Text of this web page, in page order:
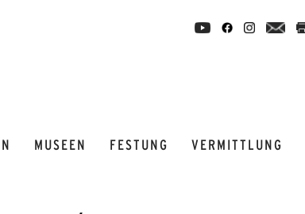
MUSEEN FESTUNG VERMITTLUNG